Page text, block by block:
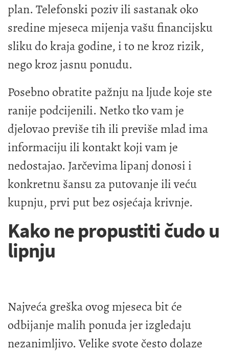
plan. Telefonski poziv ili sastanak oko
sredine mjeseca mijenja vašu financijsku
sliku do kraja godine, i to ne kroz rizik,
nego kroz jasnu ponudu.
Posebno obratite pažnju na ljude koje ste
ranije podcijenili. Netko tko vam je
djelovao previše tih ili previše mlad ima
informaciju ili kontakt koji vam je
nedostajao. Jarčevima lipanj donosi i
konkretnu šansu za putovanje ili veću
kupnju, prvi put bez osjećaja krivnje.
Kako ne propustiti čudo u
lipnju
Najveća greška ovog mjeseca bit će
odbijanje malih ponuda jer izgledaju
nezanimljivo. Velike svote često dolaze